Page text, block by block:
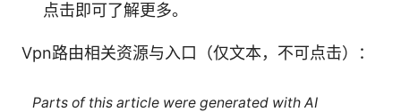
点击即可了解更多。
Vpn路由相关资源与入口（仅文本，不可点击）：
Parts of this article were generated with AI